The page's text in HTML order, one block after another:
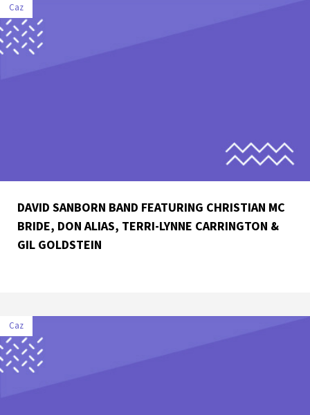
Caz
DAVID SANBORN BAND FEATURING CHRISTIAN MC
BRIDE, DON ALIAS, TERRI-LYNNE CARRINGTON &
GIL GOLDSTEIN
Caz